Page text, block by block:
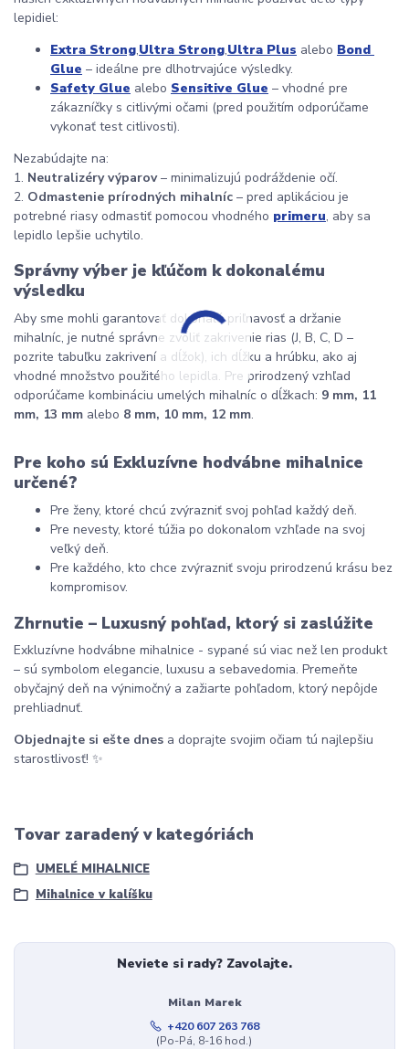
lepidiel:
Extra Strong,Ultra Strong,Ultra Plus alebo Bond
Glue – ideálne pre dlhotrvajúce výsledky.
Safety Glue alebo Sensitive Glue – vhodné pre
zákazníčky s citlivými očami (pred použitím odporúčame
vykonať test citlivosti).
Nezabúdajte na:
1. Neutralizéry výparov – minimalizujú podráždenie očí.
2. Odmastenie prírodných mihalníc – pred aplikáciou je
potrebné riasy odmastiť pomocou vhodného primeru, aby sa
lepidlo lepšie uchytilo.
Správny výber je kľúčom k dokonalému
výsledku
Aby sme mohli garantovať dokonalú priľnavosť a držanie
mihalníc, je nutné správne zvoliť zakrivenie rias (J, B, C, D –
pozrite tabuľku zakrivení a dĺžok), ich dĺžku a hrúbku, ako aj
vhodné množstvo použitého lepidla. Pre prirodzený vzhľad
odporúčame kombináciu umelých mihalníc o dĺžkach: 9 mm, 11
mm, 13 mm alebo 8 mm, 10 mm, 12 mm.
Pre koho sú Exkluzívne hodvábne mihalnice
určené?
Pre ženy, ktoré chcú zvýrazniť svoj pohľad každý deň.
Pre nevesty, ktoré túžia po dokonalom vzhľade na svoj
veľký deň.
Pre každého, kto chce zvýrazniť svoju prirodzenú krásu bez
kompromisov.
Zhrnutie – Luxusný pohľad, ktorý si zaslúžite
Exkluzívne hodvábne mihalnice - sypané sú viac než len produkt
– sú symbolom elegancie, luxusu a sebavedomia. Premeňte
obyčajný deň na výnimočný a zažiarte pohľadom, ktorý nepôjde
prehliadnuť.
Objednajte si ešte dnes a doprajte svojim očiam tú najlepšiu
starostlivosť! ✨
Tovar zaradený v kategóriách
UMELÉ MIHALNICE
Mihalnice v kalíšku
Neviete si rady? Zavolajte.
Milan Marek
+420 607 263 768
(Po-Pá, 8-16 hod.)